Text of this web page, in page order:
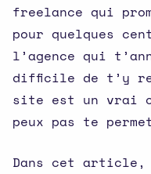
freelance qui
pour quelques
l’agence qui
difficile de t’y
site est un vrai
peux pas te
Dans cet article,